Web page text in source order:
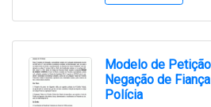
Modelo de
Negação de
Polícia